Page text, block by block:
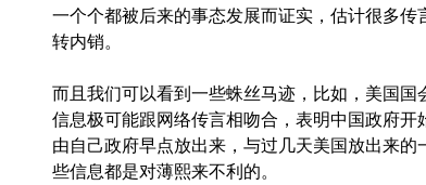
一个个都被后来的事态发展而证实，估计很多
转内销。
而且我们可以看到一些蛛丝马迹，比如，美国
信息极可能跟网络传言相吻合，表明中国政府开
由自己政府早点放出来，与过几天美国放出来
些信息都是对薄熙来不利的。